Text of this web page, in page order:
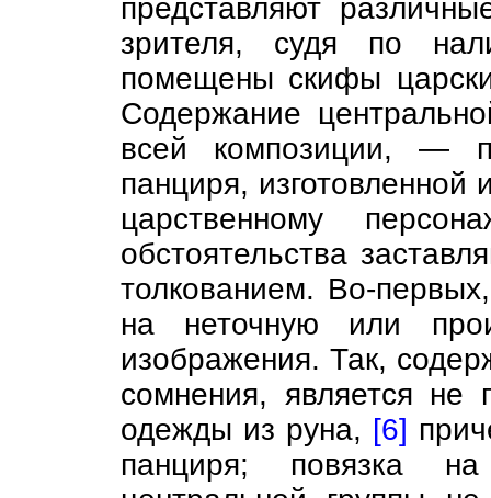
представляют
зрителя, судя по
помещены скифы
Содержание
всей композиции, —
панциря,
царственному
обстоятельства
толкованием. Во-
на неточную или
изображения. Так,
сомнения, является не
одежды из руна, [6]
панциря; повязка